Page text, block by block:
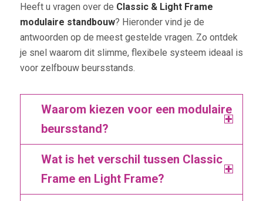
Heeft u vragen over de Classic & Light Frame
modulaire standbouw? Hieronder vind je de
antwoorden op de meest gestelde vragen. Zo ontdek
je snel waarom dit slimme, flexibele systeem ideaal is
voor zelfbouw beursstands.
Waarom kiezen voor een modulaire
beursstand?
Wat is het verschil tussen Classic
Frame en Light Frame?